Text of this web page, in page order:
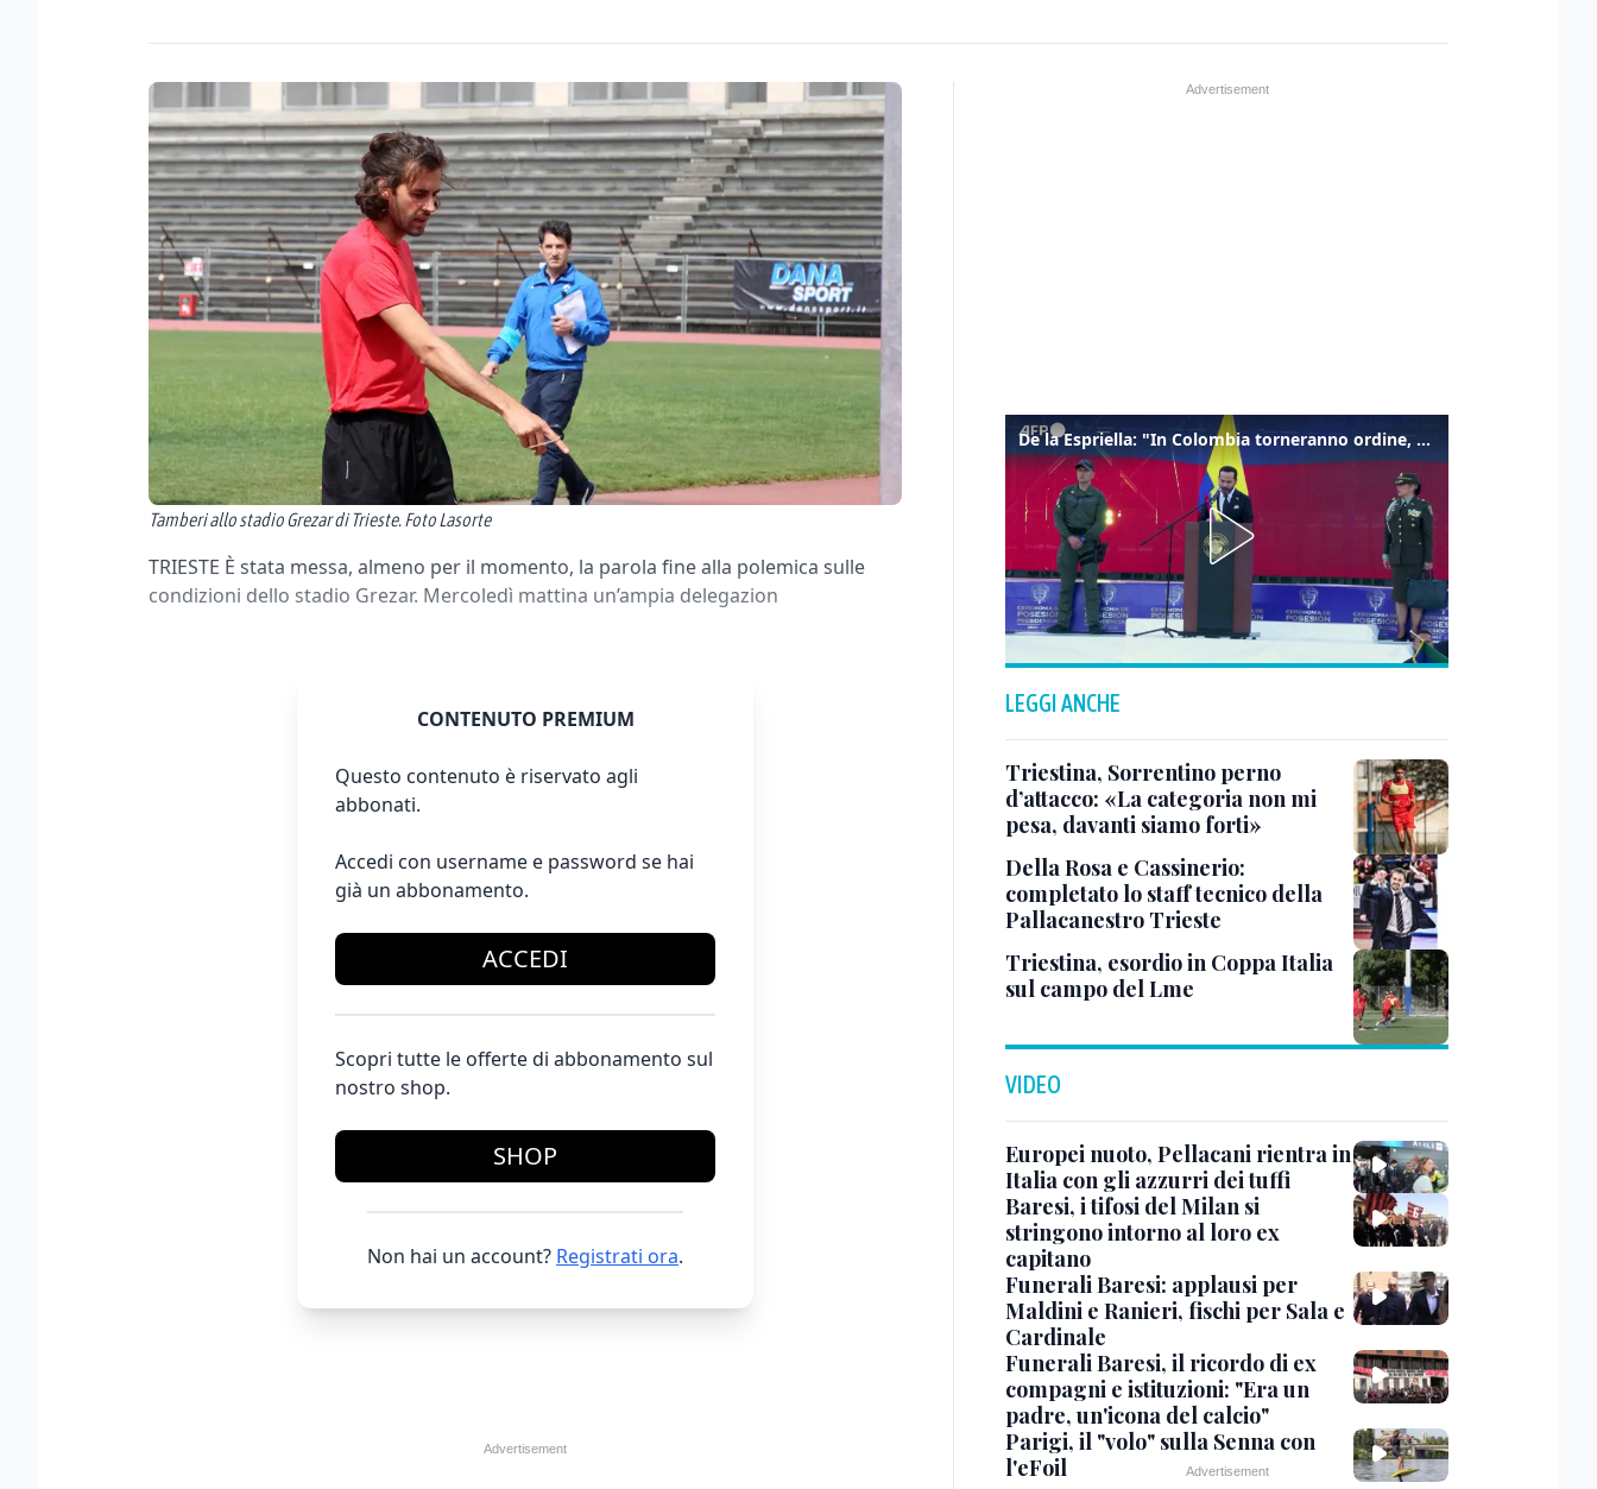
Tamberi allo stadio Grezar di Trieste. Foto Lasorte
TRIESTE È stata messa, almeno per il momento, la parola fine alla polemica sulle
condizioni dello stadio Grezar. Mercoledì mattina un’ampia delegazion
CONTENUTO PREMIUM
Questo contenuto è riservato agli
abbonati.
Accedi con username e password se hai
già un abbonamento.
ACCEDI
Scopri tutte le offerte di abbonamento sul
nostro shop.
SHOP
Non hai un account? Registrati ora.
De la Espriella: "In Colombia torneranno ordine, autorità e libertà"
LEGGI ANCHE
Triestina, Sorrentino perno
d’attacco: «La categoria non mi
pesa, davanti siamo forti»
Della Rosa e Cassinerio:
completato lo staff tecnico della
Pallacanestro Trieste
Triestina, esordio in Coppa Italia
sul campo del Lme
VIDEO
Europei nuoto, Pellacani rientra in
Italia con gli azzurri dei tuffi
Baresi, i tifosi del Milan si
stringono intorno al loro ex
capitano
Funerali Baresi: applausi per
Maldini e Ranieri, fischi per Sala e
Cardinale
Funerali Baresi, il ricordo di ex
compagni e istituzioni: "Era un
padre, un'icona del calcio"
Parigi, il "volo" sulla Senna con
l'eFoil